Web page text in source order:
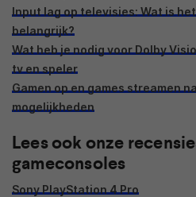
Input lag op televisies: Wat is
belangrijk?
Wat heb je nodig voor Dolby
tv en speler
Gamen op en games streamen
mogelijkheden
Lees ook onze
gameconsoles
Sony PlayStation 4 Pro